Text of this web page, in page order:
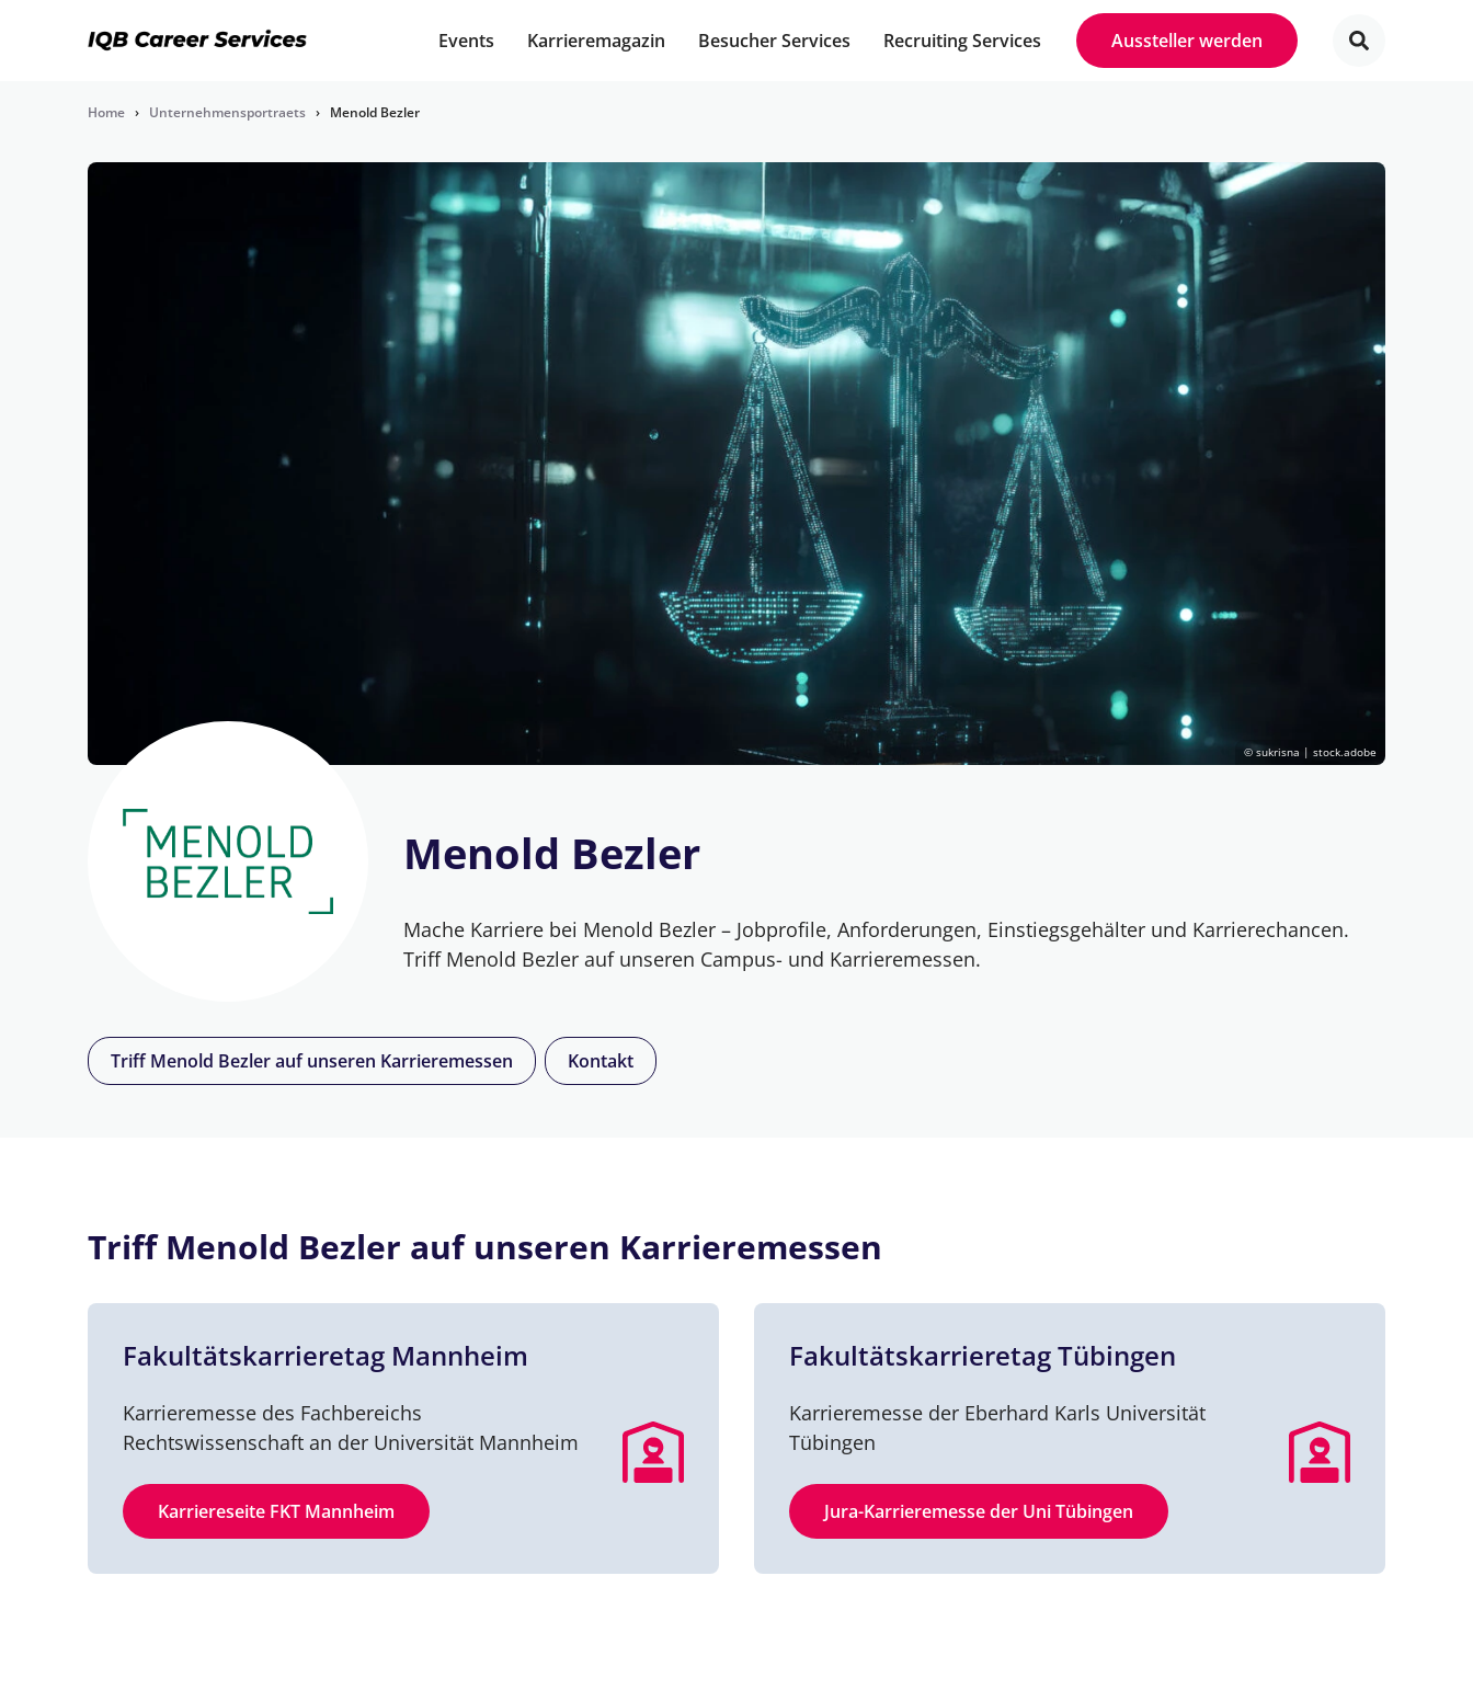
Events Karrieremagazin Besucher Services Recruiting Services Aussteller werden
Home › Unternehmensportraets › Menold Bezler
© sukrisna | stock.adobe
Menold Bezler
Mache Karriere bei Menold Bezler – Jobprofile, Anforderungen, Einstiegsgehälter und Karrierechancen.
Triff Menold Bezler auf unseren Campus- und Karrieremessen.
Triff Menold Bezler auf unseren Karrieremessen Kontakt
Triff Menold Bezler auf unseren Karrieremessen
Fakultätskarrieretag Mannheim
Karrieremesse des Fachbereichs
Rechtswissenschaft an der Universität Mannheim
Karriereseite FKT Mannheim
Fakultätskarrieretag Tübingen
Karrieremesse der Eberhard Karls Universität
Tübingen
Jura-Karrieremesse der Uni Tübingen